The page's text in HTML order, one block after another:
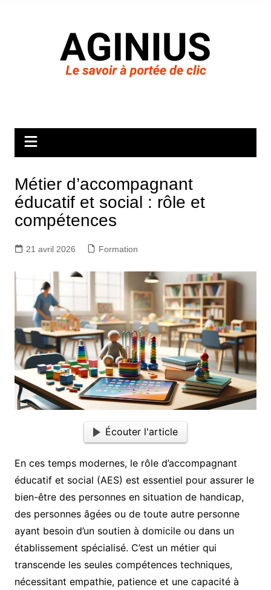
Métier d’accompagnant
éducatif et social : rôle et
compétences
21 avril 2026 Formation
Écouter l'article
En ces temps modernes, le rôle d’accompagnant
éducatif et social (AES) est essentiel pour assurer le
bien-être des personnes en situation de handicap,
des personnes âgées ou de toute autre personne
ayant besoin d’un soutien à domicile ou dans un
établissement spécialisé. C’est un métier qui
transcende les seules compétences techniques,
nécessitant empathie, patience et une capacité à